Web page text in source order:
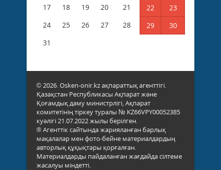
17
18 19 20 21 22
23
24
25 26 27 28 29
30
31
© 2026. Osken-onir.kz ақпараттық агенттігі.
Қазақстан Республикасы Ақпарат және
Қоғамдық даму министрлігі, Ақпарат
комитетінің тіркеу туралы № KZ66VPY00052385
куәлігі 21.07.2022 жылы берілген.
® Агенттік сайтында жарияланған барлық
мақалалар мен фото-бейне материалдардың
авторлық құқықтары қорғалған.
Материалдарды пайдаланған жағдайда сілтеме
жасалуы міндетті.